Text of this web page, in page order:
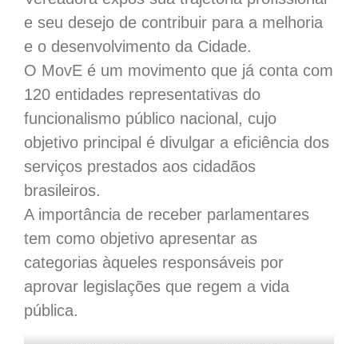
e seu desejo de contribuir para a melhoria
e o desenvolvimento da Cidade.
O MovE é um movimento que já conta com
120 entidades representativas do
funcionalismo público nacional, cujo
objetivo principal é divulgar a eficiência dos
serviços prestados aos cidadãos
brasileiros.
A importância de receber parlamentares
tem como objetivo apresentar as
categorias àqueles responsáveis por
aprovar legislações que regem a vida
pública.